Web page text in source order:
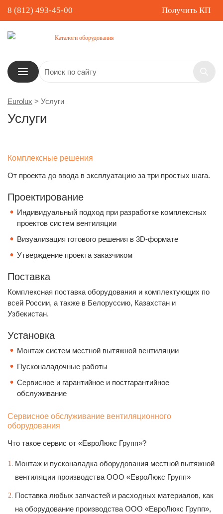
8 (812) 493-45-00 Получить КП
Каталоги оборудования
Eurolux > Услуги
Услуги
Комплексные решения
От проекта до ввода в эксплуатацию за три простых шага.
Проектирование
Индивидуальный подход при разработке комплексных
проектов систем вентиляции
Визуализация готового решения в 3D-формате
Утверждение проекта заказчиком
Поставка
Комплексная поставка оборудования и комплектующих по
всей России, а также в Белоруссию, Казахстан и
Узбекистан.
Установка
Монтаж систем местной вытяжной вентиляции
Пусконаладочные работы
Сервисное и гарантийное и постгарантийное
обслуживание
Сервисное обслуживание вентиляционного
оборудования
Что такое сервис от «ЕвроЛюкс Групп»?
Монтаж и пусконаладка оборудования местной вытяжной
вентиляции производства ООО «ЕвроЛюкс Групп»
Поставка любых запчастей и расходных материалов, как
на оборудование производства ООО «ЕвроЛюкс Групп»,